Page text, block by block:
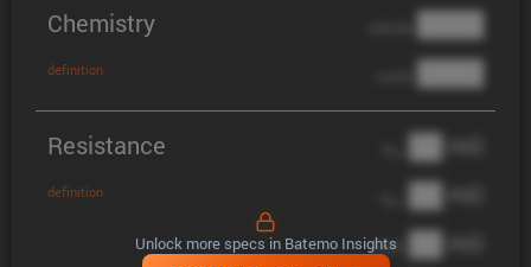
Chemistry
definition
████
████
Resistance
definition
██ mΩ
██ mΩ
DCIR ██ mΩ
Unlock more specs in Batemo Insights